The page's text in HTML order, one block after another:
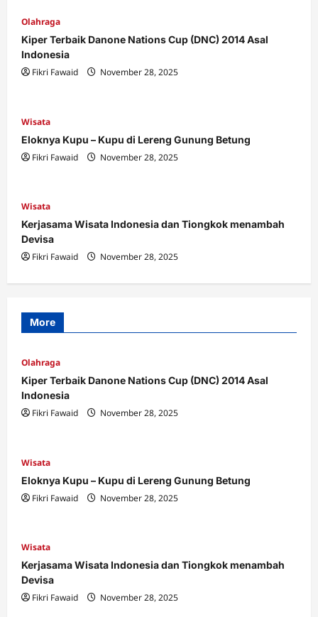
Olahraga
Kiper Terbaik Danone Nations Cup (DNC) 2014 Asal
Indonesia
Fikri Fawaid
November 28, 2025
Wisata
Eloknya Kupu – Kupu di Lereng Gunung Betung
Fikri Fawaid
November 28, 2025
Wisata
Kerjasama Wisata Indonesia dan Tiongkok menambah
Devisa
Fikri Fawaid
November 28, 2025
More
Olahraga
Kiper Terbaik Danone Nations Cup (DNC) 2014 Asal
Indonesia
Fikri Fawaid
November 28, 2025
Wisata
Eloknya Kupu – Kupu di Lereng Gunung Betung
Fikri Fawaid
November 28, 2025
Wisata
Kerjasama Wisata Indonesia dan Tiongkok menambah
Devisa
Fikri Fawaid
November 28, 2025